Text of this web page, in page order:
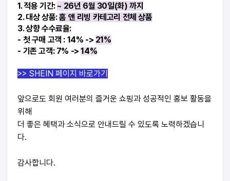
1. 적용 기간: ~ 26년 6월 30일(화) 까지
2. 대상 상품:홈 앤 리빙 카테고리 전체 상품
3. 상향 수수료율:
- 첫 구매 고객 : 14% -> 21%
- 기존 고객: 7% ->14%
>> SHEIN 페이지 바로가기
앞으로도 회원 여러분의 즐거운 쇼핑과 성공적인 홍보 활동을
위해
더 좋은 혜택과 소식으로 안내드릴 수 있도록 노력하겠습니
다.
감사합니다.